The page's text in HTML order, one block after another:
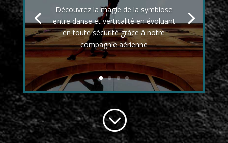
Découvrez la magie de la symbiose
entre danse et verticalité en évoluant
en toute sécurité gràce à notre
compagnie aérienne
;